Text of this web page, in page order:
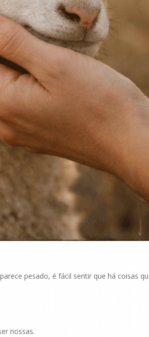
pesado, é fácil sentir que há coisas
nossas.